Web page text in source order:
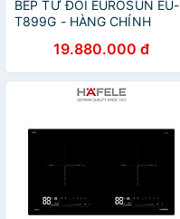
BẾP TỪ ĐÔI EUROSUN EU-
T899G - HÀNG CHÍNH
19.880.000 đ